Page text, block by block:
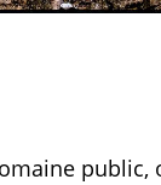
public,